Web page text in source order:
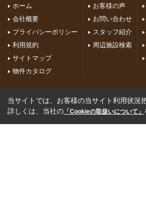
ホーム
会社概要
プライバシーポリシー
利用規約
サイトマップ
物件カタログ
お客様の声
お問い合わせ
スタッフ紹介
周辺施設検索
当サイトでは、お客様の当サイト利用状況
詳しくは、当社の 「Cookieの取扱いについて」